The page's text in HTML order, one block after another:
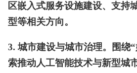
区嵌入式服务设施建设、支持
型等相关方向。
3. 城市建设与城市治理。围绕
索推动人工智能技术与新型城